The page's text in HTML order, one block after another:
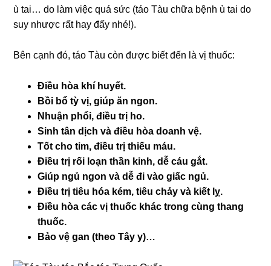
ù tai… do làm việc quá sức (táo Tàu chữa bệnh ù tai do
suy nhược rất hay đấy nhé!).
Bên cạnh đó, táo Tàu còn được biết đến là vị thuốc:
Điều hòa khí huyết.
Bồi bổ tỳ vị, giúp ăn ngon.
Nhuận phổi, điều trị ho.
Sinh tân dịch và điều hòa doanh vệ.
Tốt cho tim, điều trị thiếu máu.
Điều trị rối loạn thần kinh, dễ cáu gắt.
Giúp ngủ ngon và dễ đi vào giấc ngủ.
Điều trị tiêu hóa kém, tiêu chảy và kiết lỵ.
Điều hòa các vị thuốc khác trong cùng thang
thuốc.
Bảo vệ gan (theo Tây y)…